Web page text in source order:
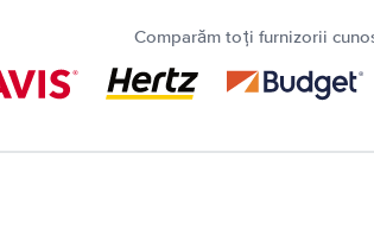
Comparăm toți furnizorii